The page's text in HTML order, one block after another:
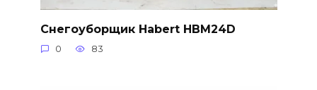
Снегоуборщик Habert HBM24D
0 83